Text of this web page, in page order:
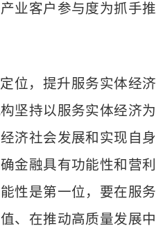
业客户参与度为抓手推
位，提升服务实体经济
坚持以服务实体经济为
济社会发展和实现自身
金融具有功能性和营利
性是第一位，要在服务
、在推动高质量发展中